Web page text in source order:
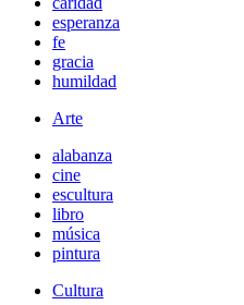
esperanza
fe
gracia
humildad
Arte
alabanza
cine
escultura
libro
música
pintura
Cultura